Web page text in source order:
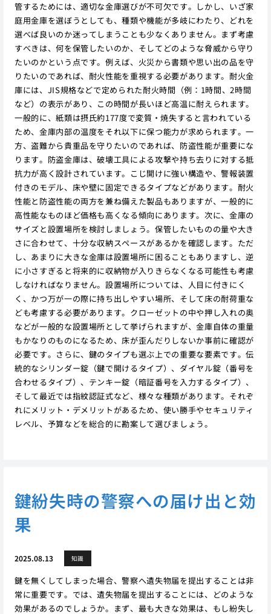
管するためには、適切な金庫選びが不可欠です。しかし、いざ家
庭用金庫を選ぼうとしても、種類や機能が多岐にわたり、どれを
選べば良いのか迷ってしまうことも少なくありません。まず考慮
すべきは、何を保管したいのか、そしてどのような脅威から守り
たいのかという点です。例えば、火災から書類や思い出の品を守
りたいのであれば、耐火性能を重視する必要があります。耐火金
庫には、JIS規格などで定められた耐火時間（例：1時間、2時間
など）の表示があり、この時間が長いほど高温に耐えられます。
一般的に、紙類は摂氏約177度で変質・焼失すると言われている
ため、金庫内部の温度をそれ以下に保つ能力が求められます。一
方、盗難から貴重品を守りたいのであれば、防盗性能が重要にな
ります。防盗金庫は、破壊工具による攻撃や持ち去りに対する抵
抗力が高く設計されています。こじ開けに強い構造や、警報装置
付きのモデル、床や壁に固定できるタイプなどがあります。耐火
性能と防盗性能の両方を兼ね備えた製品もありますが、一般的に
高性能なものほど価格も高くなる傾向にあります。次に、金庫の
サイズと設置場所を検討しましょう。保管したいものの量や大き
さに合わせて、十分な収納スペースがあるかを確認します。ただ
し、あまりに大きな金庫は設置場所に困ることもありますし、逆
に小さすぎると将来的に収納物が入りきらなくなる可能性も考慮
しなければなりません。設置場所については、人目に付きにく
く、かつ万が一の際に持ち出しやすい場所、そして床の耐荷重な
ども考慮する必要があります。クローゼットの中や押し入れの奥
などが一般的な設置場所として挙げられますが、金庫自体の重量
もかなりのものになるため、床が歪んだりしないか事前に確認が
必要です。さらに、鍵のタイプも選ぶ上での重要な要素です。伝
統的なシリンダー錠（鍵で開けるタイプ）、ダイヤル錠（番号を
合わせるタイプ）、テンキー錠（暗証番号を入力するタイプ）、
そして最近では指紋認証式など、様々な種類があります。それぞ
れにメリット・デメリットがあるため、使い勝手やセキュリティ
レベル、予算などを総合的に勘案して選びましょう。
鍵紛失時の警察への届け出と効
果
2025.08.13 知識
鍵を無くしてしまった場合、警察へ遺失物届を提出することは非
常に重要です。では、遺失物届を提出することには、どのような
効果があるのでしょうか。まず、最も大きな効果は、もし紛失し